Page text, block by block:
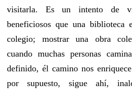
visitarla. Es un intento de
beneficiosos que una biblioteca
colegio; mostrar una obra
cuando muchas personas
definido, él camino nos
por supuesto, sigue ahí,